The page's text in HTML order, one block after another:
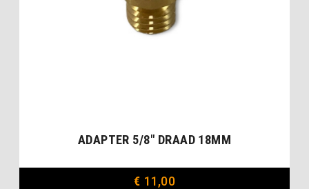
ADAPTER 5/8″ DRAAD 18MM
€ 11,00